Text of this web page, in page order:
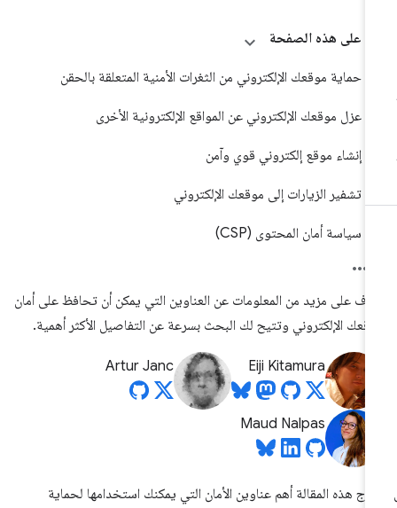
على هذه الصفحة
حماية موقعك الإلكتروني من الثغرات الأمنية المتعلقة بالحقن
عزل موقعك الإلكتروني عن المواقع الإلكترونية الأخرى
إنشاء موقع إلكتروني قوي وآمن
تشفير الزيارات إلى موقعك الإلكتروني
سياسة أمان المحتوى (CSP)
على مزيد من المعلومات عن العناوين التي يمكن أن تحافظ على أمان
الإلكتروني وتتيح لك البحث بسرعة عن التفاصيل الأكثر أهمية.
Eiji Kitamura
Artur Janc
Maud Nalpas
هذه المقالة أهم عناوين الأمان التي يمكنك استخدامها لحماية